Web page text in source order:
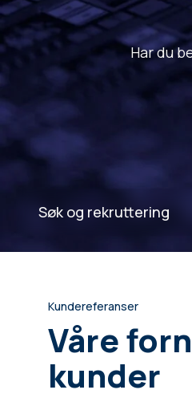
Har du
Søk og rekruttering
Kundereferanser
Våre
kunder